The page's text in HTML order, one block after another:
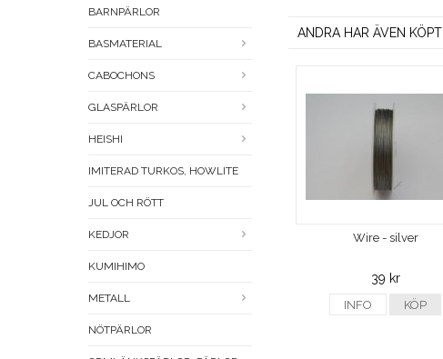
BARNPÄRLOR
BASMATERIAL
CABOCHONS
GLASPÄRLOR
HEISHI
IMITERAD TURKOS, HOWLITE
JUL OCH RÖTT
KEDJOR
KUMIHIMO
METALL
NÖTPÄRLOR
ANDRA HAR ÄVEN KÖPT
Wire - silver
39 kr
INFO KÖP